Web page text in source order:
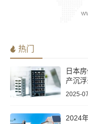
热门
日本
产沉
2025-
2024